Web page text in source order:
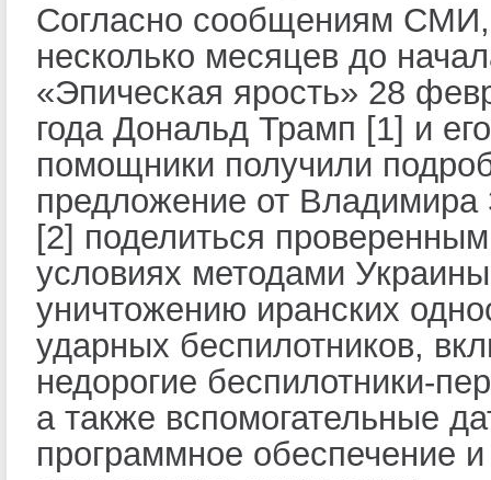
Согласно сообщениям
несколько месяцев до
«Эпическая ярость» 28
года Дональд Трамп [1] и
помощники получили
предложение от Владимира
[2] поделиться
условиях методами
уничтожению иранских
ударных беспилотников,
недорогие беспилотники-
а также вспомогательные
программное обеспечение и